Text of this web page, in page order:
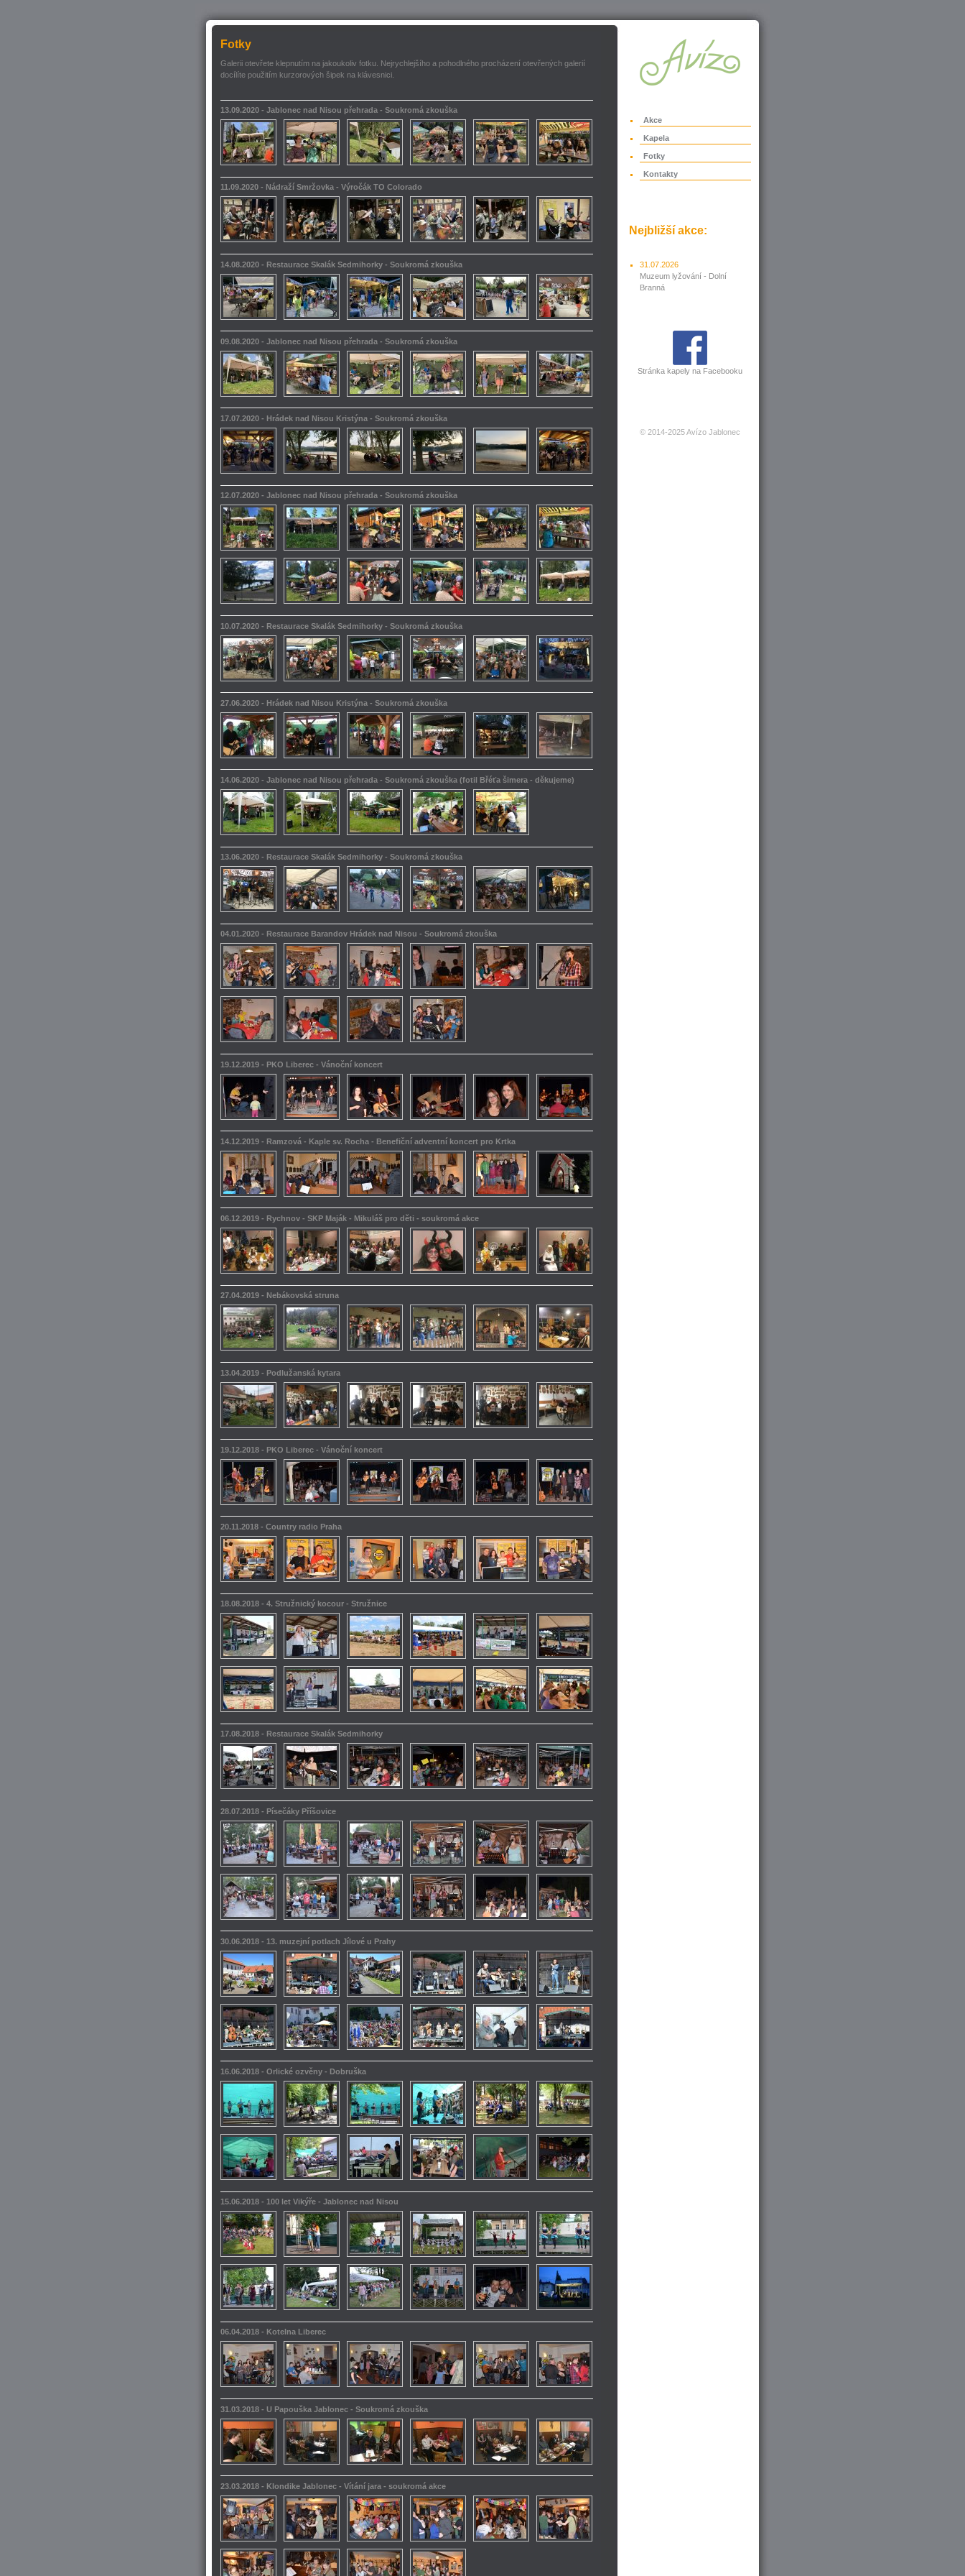
Akce
Kapela
Fotky
Kontakty
Nejbližší akce:
31.07.2026
Muzeum lyžování - Dolní
Branná
Stránka kapely na Facebooku
© 2014-2025 Avízo Jablonec
Fotky
Galerii otevřete klepnutím na jakoukoliv fotku. Nejrychlejšího a pohodlného procházení otevřených galerií
docílíte použitím kurzorových šipek na klávesnici.
13.09.2020 - Jablonec nad Nisou přehrada - Soukromá zkouška
11.09.2020 - Nádraží Smržovka - Výročák TO Colorado
14.08.2020 - Restaurace Skalák Sedmihorky - Soukromá zkouška
09.08.2020 - Jablonec nad Nisou přehrada - Soukromá zkouška
17.07.2020 - Hrádek nad Nisou Kristýna - Soukromá zkouška
12.07.2020 - Jablonec nad Nisou přehrada - Soukromá zkouška
10.07.2020 - Restaurace Skalák Sedmihorky - Soukromá zkouška
27.06.2020 - Hrádek nad Nisou Kristýna - Soukromá zkouška
14.06.2020 - Jablonec nad Nisou přehrada - Soukromá zkouška (fotil Břéťa šimera - děkujeme)
13.06.2020 - Restaurace Skalák Sedmihorky - Soukromá zkouška
04.01.2020 - Restaurace Barandov Hrádek nad Nisou - Soukromá zkouška
19.12.2019 - PKO Liberec - Vánoční koncert
14.12.2019 - Ramzová - Kaple sv. Rocha - Benefiční adventní koncert pro Krtka
06.12.2019 - Rychnov - SKP Maják - Mikuláš pro děti - soukromá akce
27.04.2019 - Nebákovská struna
13.04.2019 - Podlužanská kytara
19.12.2018 - PKO Liberec - Vánoční koncert
20.11.2018 - Country radio Praha
18.08.2018 - 4. Stružnický kocour - Stružnice
17.08.2018 - Restaurace Skalák Sedmihorky
28.07.2018 - Písečáky Příšovice
30.06.2018 - 13. muzejní potlach Jílové u Prahy
16.06.2018 - Orlické ozvěny - Dobruška
15.06.2018 - 100 let Vikýře - Jablonec nad Nisou
06.04.2018 - Kotelna Liberec
31.03.2018 - U Papouška Jablonec - Soukromá zkouška
23.03.2018 - Klondike Jablonec - Vítání jara - soukromá akce